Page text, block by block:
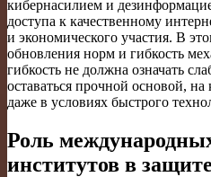
кибернасилием и
доступа к качественному
и экономического участия. В
обновления норм и гибкость
гибкость не должна означать
оставаться прочной основой,
даже в условиях быстрого
Роль
институтов в